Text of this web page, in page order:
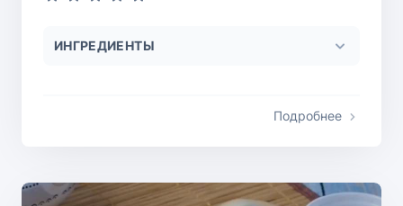
ИНГРЕДИЕНТЫ
Подробнее